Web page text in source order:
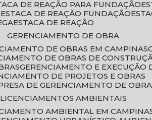
DE REAÇÃO PARA FUNDAÇÃO
ESTACA DE REAÇÃO FUNDAÇÃO
ESTACA DE REAÇÃO
GERENCIAMENTO DE OBRA
DE OBRAS EM CAMPINAS
DE OBRAS DE
GERENCIAMENTO E EXECUÇÃO
DE PROJETOS E OBRAS
DE GERENCIAMENTO DE
LICENCIAMENTOS AMBIENTAIS
AMBIENTAL EM